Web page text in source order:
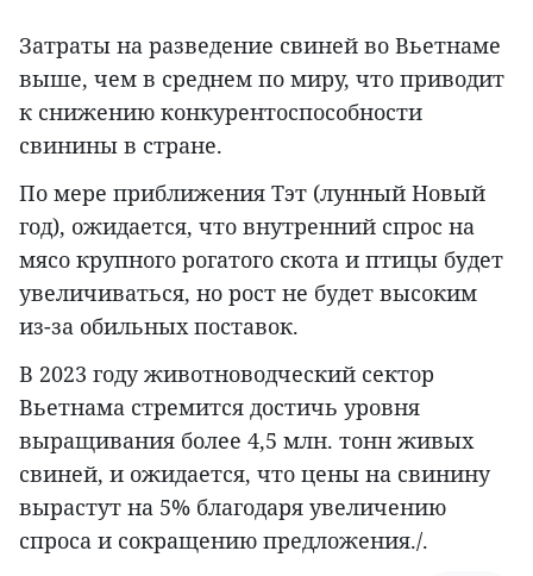
Затраты на разведение свиней во Вьетнаме
выше, чем в среднем по миру, что приводит
к снижению конкурентоспособности
свинины в стране.
По мере приближения Тэт (лунный Новый
год), ожидается, что внутренний спрос на
мясо крупного рогатого скота и птицы будет
увеличиваться, но рост не будет высоким
из-за обильных поставок.
В 2023 году животноводческий сектор
Вьетнама стремится достичь уровня
выращивания более 4,5 млн. тонн живых
свиней, и ожидается, что цены на свинину
вырастут на 5% благодаря увеличению
спроса и сокращению предложения./.